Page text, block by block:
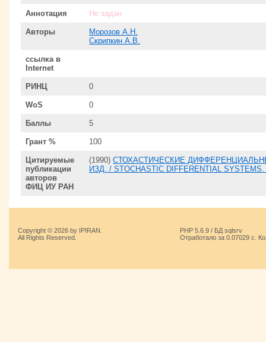
Аннотация Не задан
Авторы
Морозов А.Н.
Скрипкин А.В.
ссылка в
Internet
РИНЦ 0
WoS 0
Баллы 5
Грант % 100
Цитируемые
публикации
авторов
ФИЦ ИУ РАН
(1990) СТОХАСТИЧЕСКИЕ
ИЗД. / STOCHASTIC DIFFERENTIAL SYSTEMS.
Copyright © 2026 by IPIRAN.
All Rights Reserved.
PHP 5.6.9 / БД sqlsrv
Отработало за 0.07029 с.